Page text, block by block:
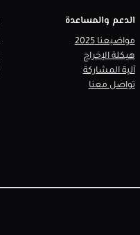
الدعم والمساعدة
مواضيعنا 2025
هيكلة الإخراج
آلية المشاركة
تواصل معنا